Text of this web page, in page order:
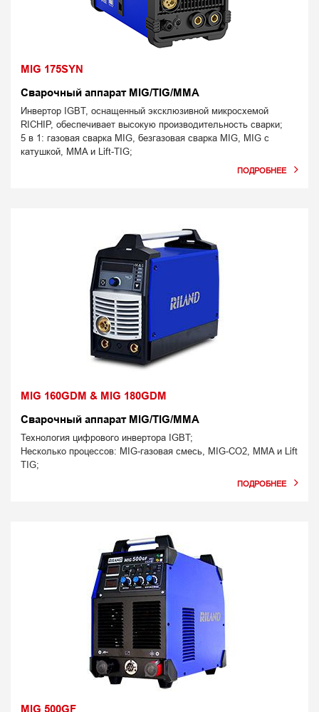
MIG 175SYN
Сварочный аппарат MIG/TIG/MMA
Инвертор IGBT, оснащенный эксклюзивной микросхемой
RICHIP, обеспечивает высокую производительность сварки;
5 в 1: газовая сварка MIG, безгазовая сварка MIG, MIG с
катушкой, MMA и Lift-TIG;
MIG 160GDM & MIG 180GDM
Сварочный аппарат MIG/TIG/MMA
Технология цифрового инвертора IGBT;
Несколько процессов: MIG-газовая смесь, MIG-CO2, MMA и Lift
TIG;
MIG 500GF